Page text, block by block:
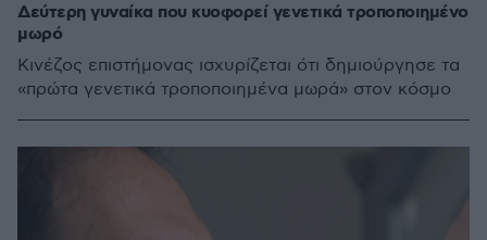
Δεύτερη γυναίκα που κυοφορεί γενετικά τροποποιημένο
μωρό
Κινέζος επιστήμονας ισχυρίζεται ότι δημιούργησε τα
«πρώτα γενετικά τροποποιημένα μωρά» στον κόσμο